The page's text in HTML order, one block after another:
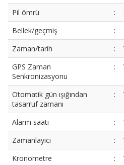
Pil ömrü
:
Bellek/geçmiş
:
Zaman/tarih
:
GPS Zaman
Senkronizasyonu
:
Otomatik gün ışığından
tasarruf zamanı
:
Alarm saati :
Zamanlayıcı
:
Kronometre
: